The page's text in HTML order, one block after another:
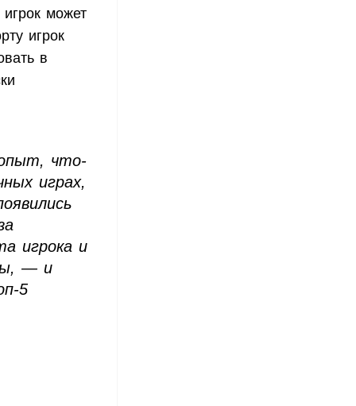
может
игрок
в
что-
играх,
игрока и
— и
5